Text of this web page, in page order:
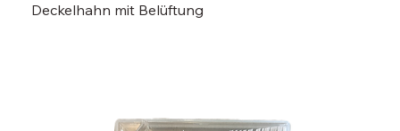
Deckelhahn mit Belüftung